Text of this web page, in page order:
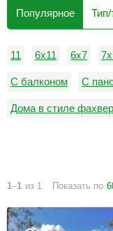
Популярное Тип/
11 6x11 6x7
С балконом С
Дома в стиле
1–1 из 1 Показать по